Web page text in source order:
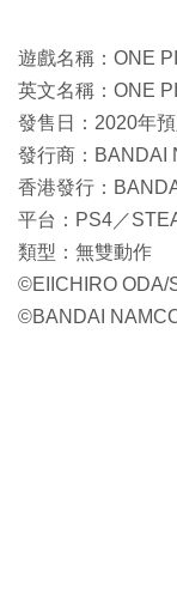
遊戲名稱：ONE
英文名稱：ONE
發售日：2020年
發行商：BANDAI
香港發行：
平台：PS4／
類型：無雙動作
©EIICHIRO ODA/
©BANDAI